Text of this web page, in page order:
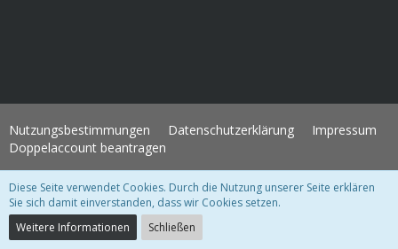
Nutzungsbestimmungen Datenschutzerklärung
Impressum
Doppelaccount beantragen
WoltLab Suite Forum - Themenvorlage 3.1.2 © 2004-2018
Community-Software:
Diese Seite verwendet Cookies. Durch die Nutzung unserer Seite erklären
Sie sich damit einverstanden, dass wir Cookies setzen.
Weitere Informationen
Schließen